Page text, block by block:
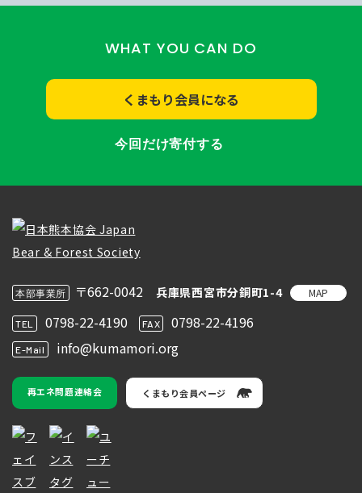
WHAT YOU CAN DO
くまもり会員になる
今回だけ寄付する
本部事業所 〒662-0042 兵庫県西宮市分銅町1-4 MAP
TEL 0798-22-4190 FAX 0798-22-4196
E-Mail info@kumamori.org
再エネ問題連絡会 くまもり会員ページ